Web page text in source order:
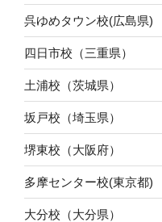
呉ゆめタウン校(広島県)
四日市校（三重県）
土浦校（茨城県）
坂戸校（埼玉県）
堺東校（大阪府）
多摩センター校(東京都)
大分校（大分県）